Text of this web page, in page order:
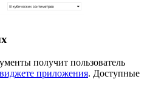
получит пользователь
виджете приложения. Доступные